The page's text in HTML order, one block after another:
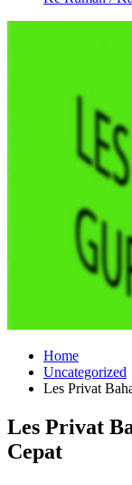
Home
Uncategorized
Les Privat
Les Privat
Cepat